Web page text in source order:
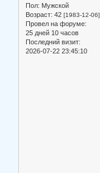
Пол: Мужской
Возраст: 42 [1983-12-06]
Провел на форуме:
25 дней 10 часов
Последний визит:
2026-07-22 23:45:10